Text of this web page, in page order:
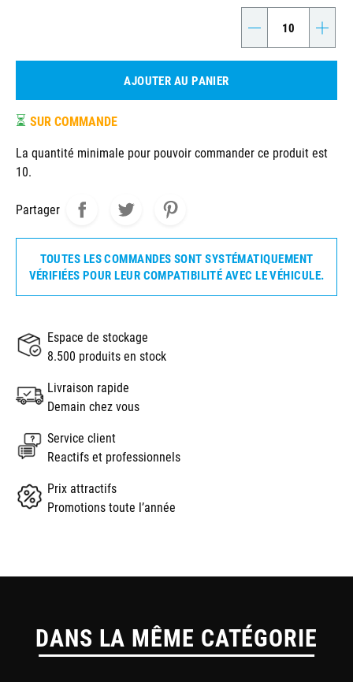
- +
AJOUTER AU PANIER
⏳ SUR COMMANDE
La quantité minimale pour pouvoir commander ce produit est
10.
Partager
TOUTES LES COMMANDES SONT SYSTÉMATIQUEMENT
VÉRIFIÉES POUR LEUR COMPATIBILITÉ AVEC LE VÉHICULE.
Espace de stockage
8.500 produits en stock
Livraison rapide
Demain chez vous
Service client
Reactifs et professionnels
Prix attractifs
Promotions toute l’année
DANS LA MÊME CATÉGORIE